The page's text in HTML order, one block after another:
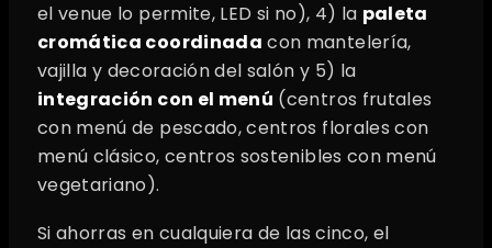
el venue lo permite, LED si no), 4) la paleta
cromática coordinada con mantelería,
vajilla y decoración del salón y 5) la
integración con el menú (centros frutales
con menú de pescado, centros florales con
menú clásico, centros sostenibles con menú
vegetariano).
Si ahorras en cualquiera de las cinco, el